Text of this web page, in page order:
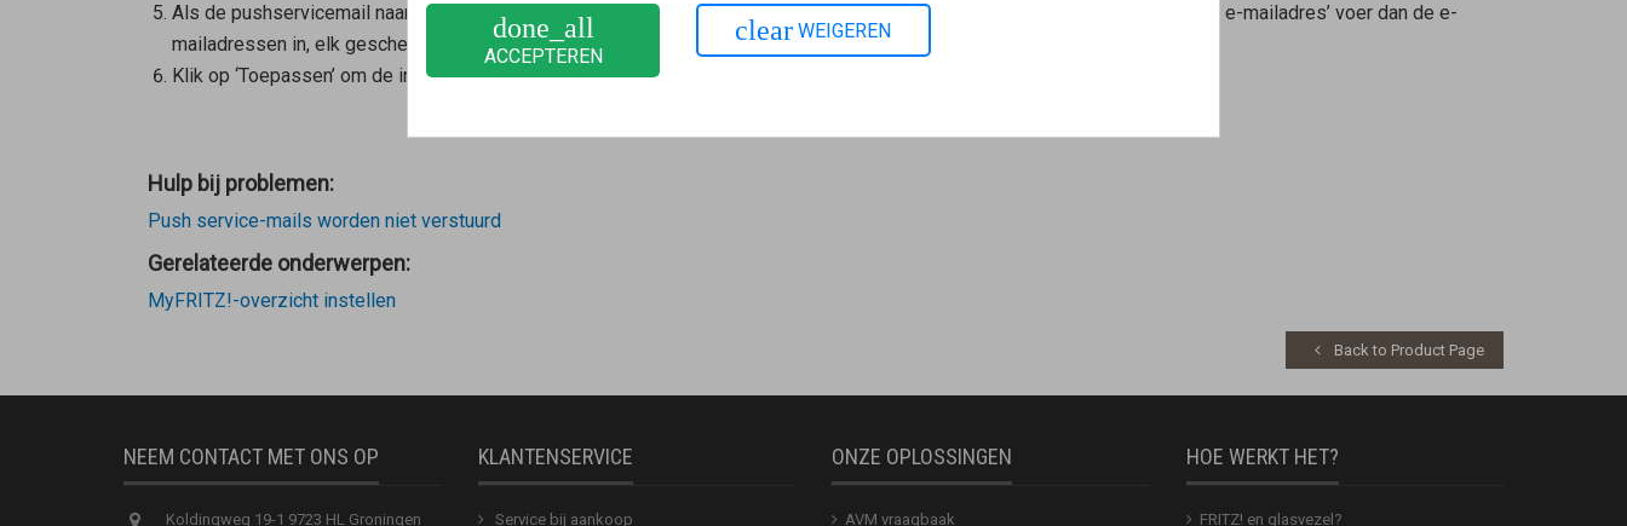
Als de pushservicemail naar meerdere e-mailadressen moet worden verstuurd, selecteer dan uit de vervolgkeuzelijst ‘Ander e-mailadres’ voer dan de e-
mailadressen in, elk gescheiden door een komma, zonder spaties ertussen.
Klik op ‘Toepassen’ om de instellingen op te slaan.
Hulp bij problemen:
Push service-mails worden niet verstuurd
Gerelateerde onderwerpen:
MyFRITZ!-overzicht instellen
Back to Product Page
NEEM CONTACT MET ONS OP
Koldingweg 19-1 9723 HL Groningen
KLANTENSERVICE
Service bij aankoop
ONZE OPLOSSINGEN
AVM vraagbaak
HOE WERKT HET?
FRITZ! en glasvezel?
done_all
ACCEPTEREN
clear WEIGEREN